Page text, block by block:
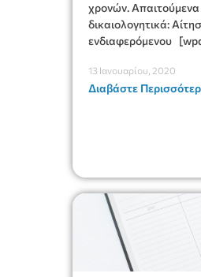
χρονών. Απαιτούμενα
δικαιολογητικά:
ενδιαφερόμενου
13 Ιανουαρίου, 2020
Διαβάστε